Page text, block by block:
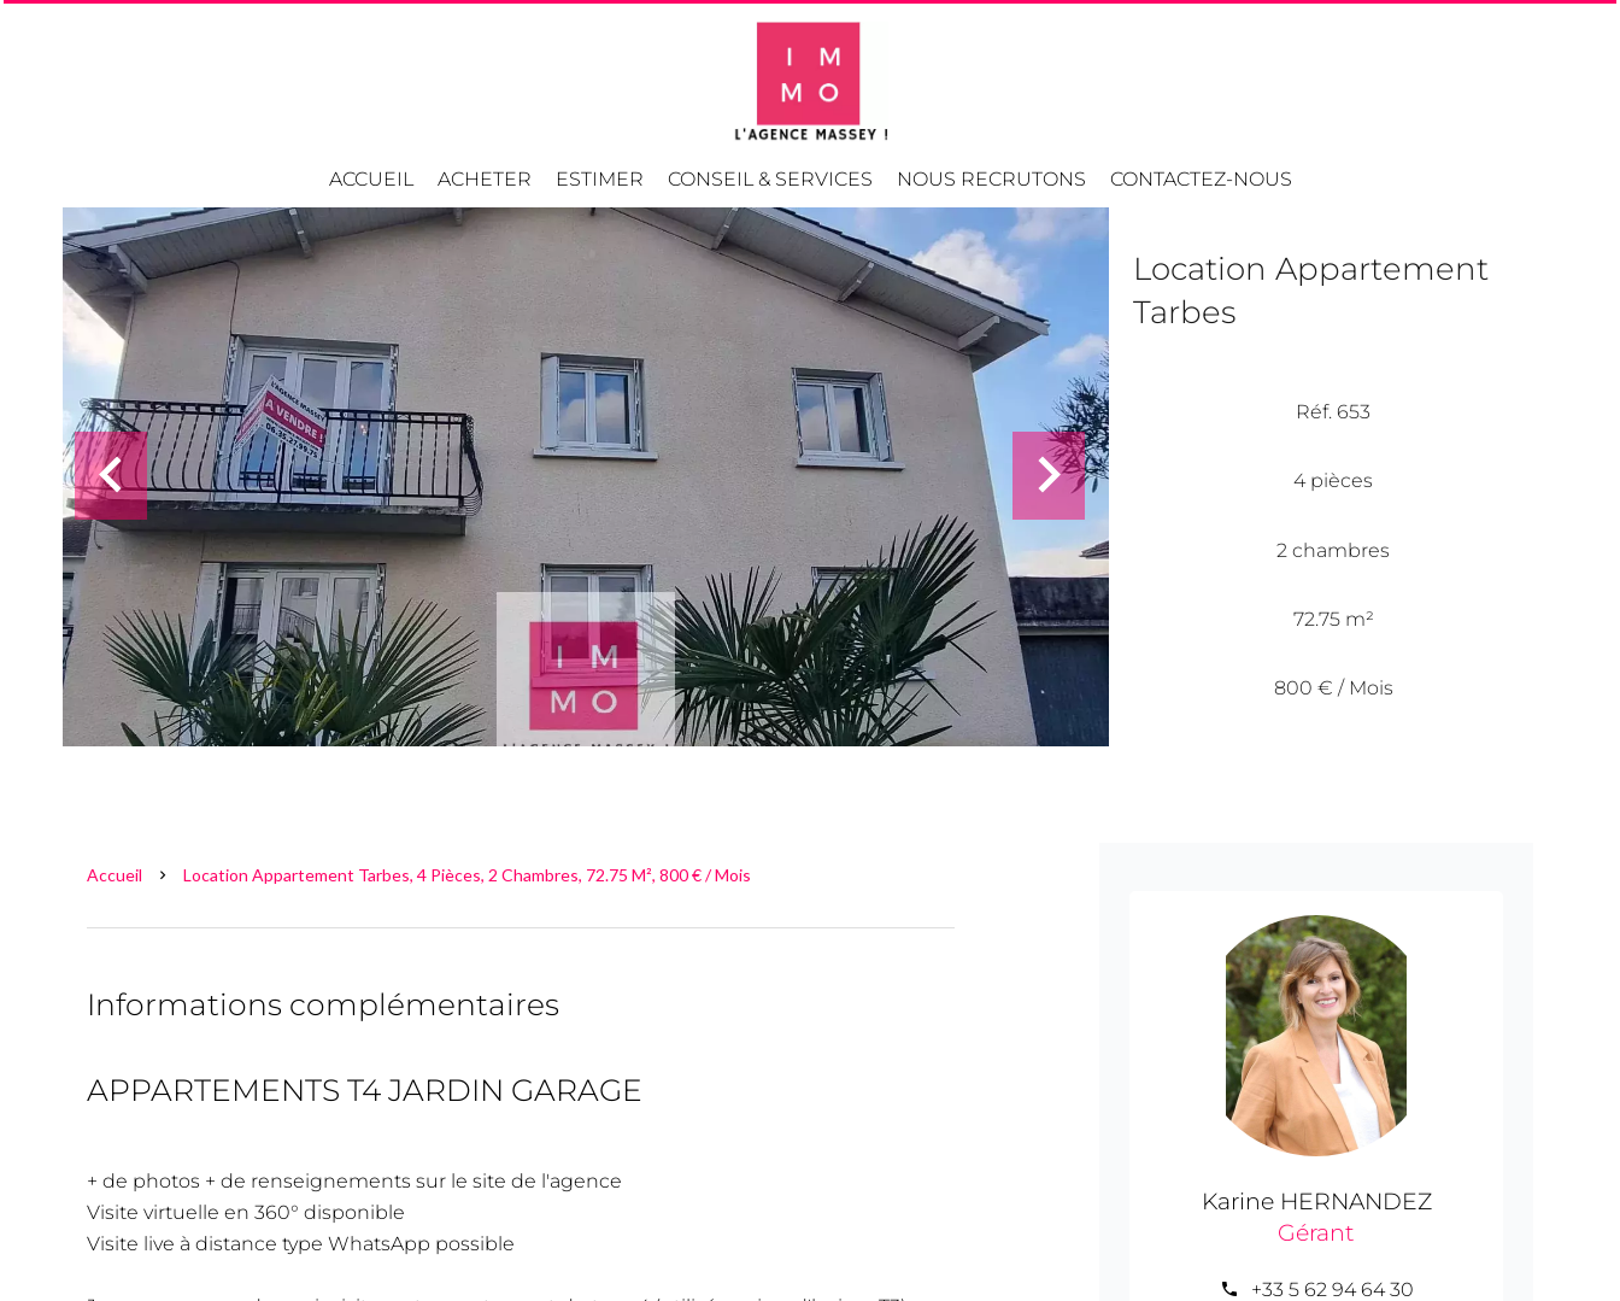
ACCUEIL ACHETER ESTIMER CONSEIL & SERVICES NOUS RECRUTONS CONTACTEZ-NOUS
Location Appartement
Tarbes
Réf. 653
4 pièces
2 chambres
72.75 m²
800 € / Mois
Accueil Location Appartement Tarbes, 4 Pièces, 2 Chambres, 72.75 M², 800 € / Mois
Informations complémentaires
APPARTEMENTS T4 JARDIN GARAGE
+ de photos + de renseignements sur le site de l'agence
Visite virtuelle en 360° disponible
Visite live à distance type WhatsApp possible
Karine HERNANDEZ
Gérant
+33 5 62 94 64 30